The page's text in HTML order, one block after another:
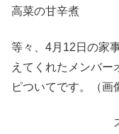
高菜の甘辛煮
等々、4月12日の家
えてくれたメンバー
ピついてです。（画